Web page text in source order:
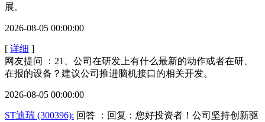
展。
2026-08-05 00:00:00
[ 详细 ]
网友提问 ：21、公司在研发上有什么最新的动作或者在研、
在报的设备？建议公司推进脑机接口的相关开发。
2026-08-05 00:00:00
ST迪瑞 (300396): 回答 ：回复：您好投资者！公司坚持创新驱